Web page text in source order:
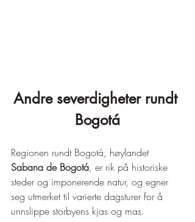
Andre severdigheter rundt
Bogotá
Regionen rundt Bogotá, høylandet
Sabana de Bogotá, er rik på historiske
steder og imponerende natur, og egner
seg utmerket til varierte dagsturer for å
unnslippe storbyens kjas og mas.